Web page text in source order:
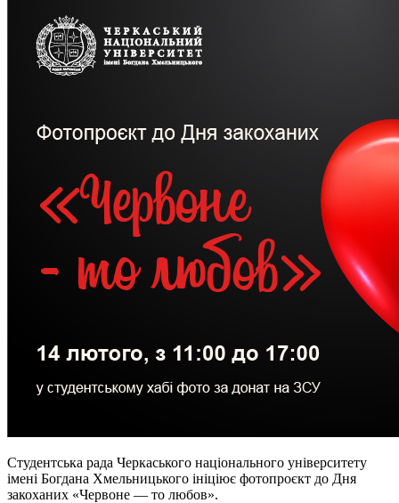
Студентська рада Черкаського національного університету
імені Богдана Хмельницького ініціює фотопроєкт до Дня
закоханих «Червоне — то любов».